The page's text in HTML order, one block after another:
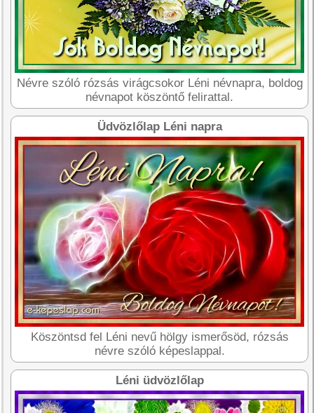
Névre szóló rózsás virágcsokor Léni névnapra, boldog
névnapot köszöntő felirattal.
Üdvözlőlap Léni napra
Köszöntsd fel Léni nevű hölgy ismerősöd, rózsás
névre szóló képeslappal.
Léni üdvözlőlap